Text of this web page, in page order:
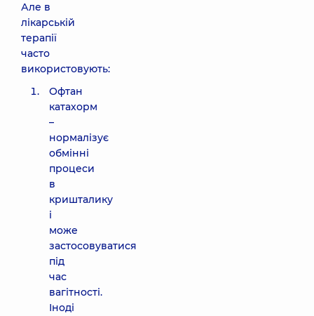
Але в
лікарській
терапії
часто
використовують:
Офтан
катахорм
–
нормалізує
обмінні
процеси
в
кришталику
і
може
застосовуватися
під
час
вагітності.
Іноді